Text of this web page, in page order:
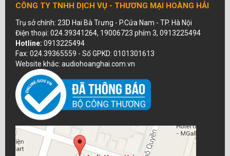
CÔNG TY TNHH DỊCH VỤ - THƯƠNG MẠI HOÀNG HẢI
Trụ sở chính: 23D Hai Bà Trưng - P.Cửa Nam - TP. Hà Nội
Điện thoại: 024.39341264, 19006723 phím 3, 0913225494
Hotline: 0913225494
Fax: 024.39365559 - Số GPKD: 0101301613
Website khác: audiohoanghai.com.vn